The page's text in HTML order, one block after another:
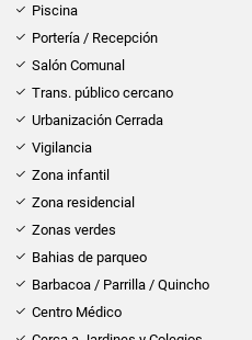
Piscina
Portería / Recepción
Salón Comunal
Trans. público cercano
Urbanización Cerrada
Vigilancia
Zona infantil
Zona residencial
Zonas verdes
Bahias de parqueo
Barbacoa / Parrilla / Quincho
Centro Médico